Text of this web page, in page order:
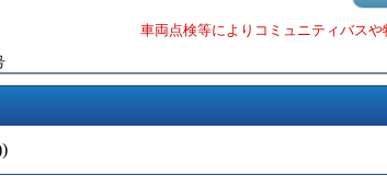
車両点検等によりコミュニティバス
)